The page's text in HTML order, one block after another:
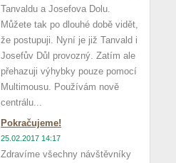
Tanvaldu a Josefova Dolu.
Můžete tak po dlouhé době vidět,
že postupuji. Nyní je již Tanvald i
Josefův Důl provozný. Zatím ale
přehazuji výhybky pouze pomocí
Multimousu. Používám nově
centrálu...
Pokračujeme!
25.02.2017 14:17
Zdravíme všechny návštěvníky